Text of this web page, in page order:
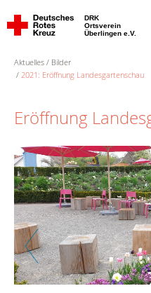
DRK
Ortsverein
Überlingen e.V.
Aktuelles
Bilder
2021: Eröffnung Landesgartenschau
Eröffnung
Zurück